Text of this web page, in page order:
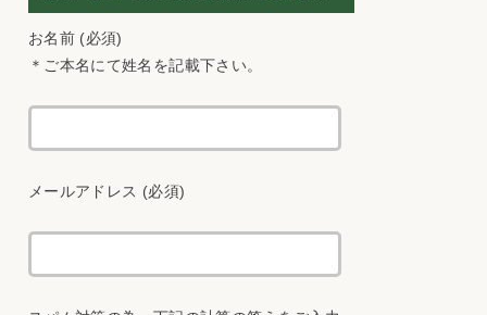
お名前 (必須)
＊ご本名にて姓名を記載下さい。
メールアドレス (必須)